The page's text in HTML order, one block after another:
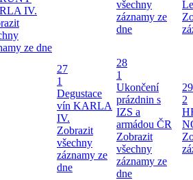
IV.
ze dne
všechny
záznamy ze
dne
27
1
Degustace
vín KARLA
IV.
Zobrazit
všechny
záznamy ze
dne
28
1
Ukončení
prázdnin s
IZS a
armádou ČR
Zobrazit
všechny
záznamy ze
dne
29
2